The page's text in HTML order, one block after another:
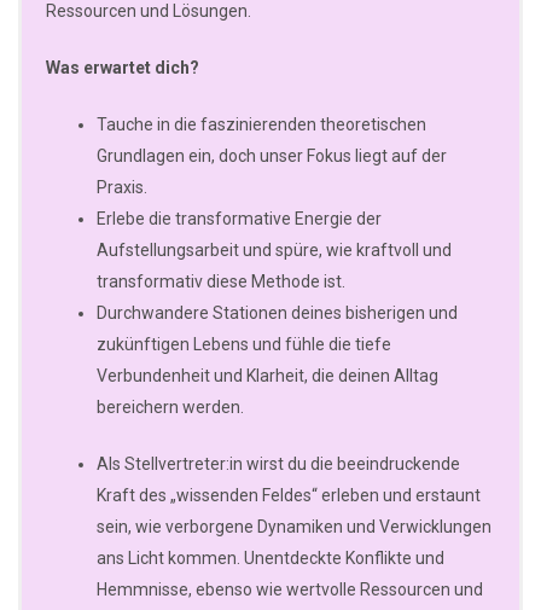
Ressourcen und Lösungen.
Was erwartet dich?
Tauche in die faszinierenden theoretischen
Grundlagen ein, doch unser Fokus liegt auf der
Praxis.
Erlebe die transformative Energie der
Aufstellungsarbeit und spüre, wie kraftvoll und
transformativ diese Methode ist.
Durchwandere Stationen deines bisherigen und
zukünftigen Lebens und fühle die tiefe
Verbundenheit und Klarheit, die deinen Alltag
bereichern werden.
Als Stellvertreter:in wirst du die beeindruckende
Kraft des „wissenden Feldes“ erleben und erstaunt
sein, wie verborgene Dynamiken und Verwicklungen
ans Licht kommen. Unentdeckte Konflikte und
Hemmnisse, ebenso wie wertvolle Ressourcen und